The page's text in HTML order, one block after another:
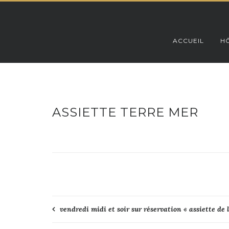
ACCUEIL
ASSIETTE TERRE MER
Navigation
vendredi midi et soir sur réservation « assiette de